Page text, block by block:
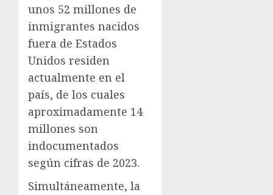
unos 52 millones de
inmigrantes nacidos
fuera de Estados
Unidos residen
actualmente en el
país, de los cuales
aproximadamente 14
millones son
indocumentados
según cifras de 2023.
Simultáneamente, la